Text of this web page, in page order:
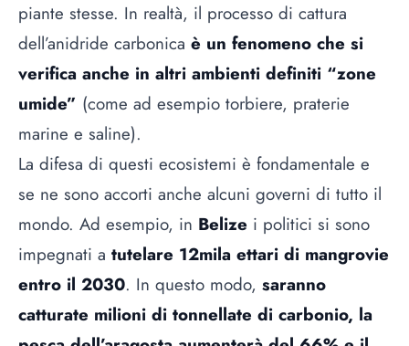
piante stesse. In realtà, il processo di cattura
dell’anidride carbonica è un fenomeno che si
verifica anche in altri ambienti definiti “zone
umide” (come ad esempio torbiere, praterie
marine e saline).
La difesa di questi ecosistemi è fondamentale e
se ne sono accorti anche alcuni governi di tutto il
mondo. Ad esempio, in Belize i politici si sono
impegnati a tutelare 12mila ettari di mangrovie
entro il 2030. In questo modo, saranno
catturate milioni di tonnellate di carbonio, la